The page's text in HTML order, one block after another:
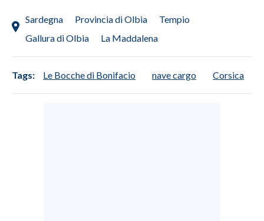
Sardegna Provincia di Olbia
Tempio
Gallura di Olbia
La Maddalena
Tags: Le Bocche di Bonifacio nave cargo Corsica